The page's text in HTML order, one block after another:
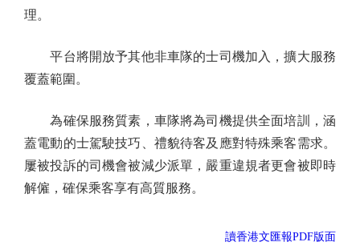
理。
平台將開放予其他非車隊的士司機加入，擴大服務
覆蓋範圍。
為確保服務質素，車隊將為司機提供全面培訓，涵
蓋電動的士駕駛技巧、禮貌待客及應對特殊乘客需求。
屢被投訴的司機會被減少派單，嚴重違規者更會被即時
解僱，確保乘客享有高質服務。
讀香港文匯報PDF版面